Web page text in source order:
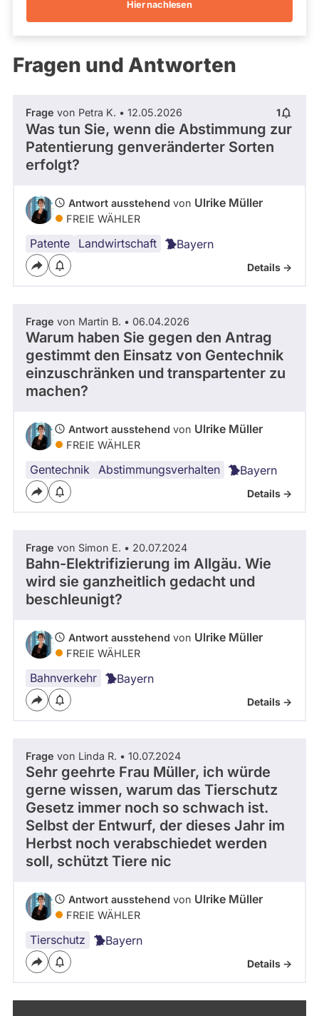
Kandidaturen
und
Mandaten
nicht
berücksichtigt.
Hier nachlesen
Fragen und Antworten
Frage von Petra K. • 12.05.2026 1
Was tun Sie, wenn die Abstimmung zur
Patentierung genveränderter Sorten
erfolgt?
Antwort ausstehend von Ulrike Müller
FREIE WÄHLER
Patente Landwirtschaft Bayern
Details ->
Frage von Martin B. • 06.04.2026
Warum haben Sie gegen den Antrag
gestimmt den Einsatz von Gentechnik
einzuschränken und transpartenter zu
machen?
Antwort ausstehend von Ulrike Müller
FREIE WÄHLER
Gentechnik Abstimmungsverhalten Bayern
Details ->
Frage von Simon E. • 20.07.2024
Bahn-Elektrifizierung im Allgäu. Wie
wird sie ganzheitlich gedacht und
beschleunigt?
Antwort ausstehend von Ulrike Müller
FREIE WÄHLER
Bahnverkehr Bayern
Details ->
Frage von Linda R. • 10.07.2024
Sehr geehrte Frau Müller, ich würde
gerne wissen, warum das Tierschutz
Gesetz immer noch so schwach ist.
Selbst der Entwurf, der dieses Jahr im
Herbst noch verabschiedet werden
soll, schützt Tiere nic
Antwort ausstehend von Ulrike Müller
FREIE WÄHLER
Tierschutz Bayern
Details ->